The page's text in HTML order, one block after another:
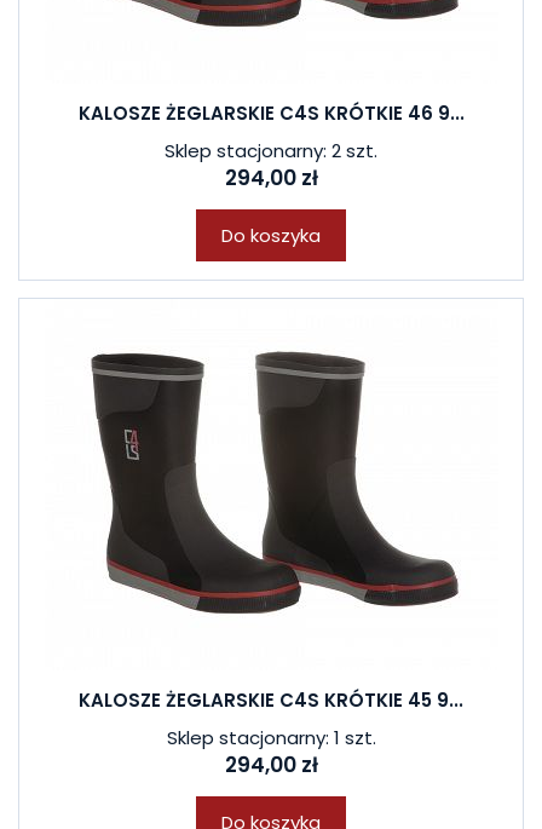
KALOSZE ŻEGLARSKIE C4S KRÓTKIE 46 9...
Sklep stacjonarny: 2 szt.
294,00 zł
Do koszyka
KALOSZE ŻEGLARSKIE C4S KRÓTKIE 45 9...
Sklep stacjonarny: 1 szt.
294,00 zł
Do koszyka